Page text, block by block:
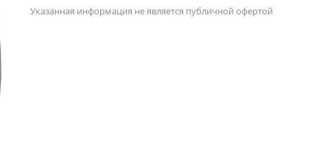
Указанная информация не является публичной офертой